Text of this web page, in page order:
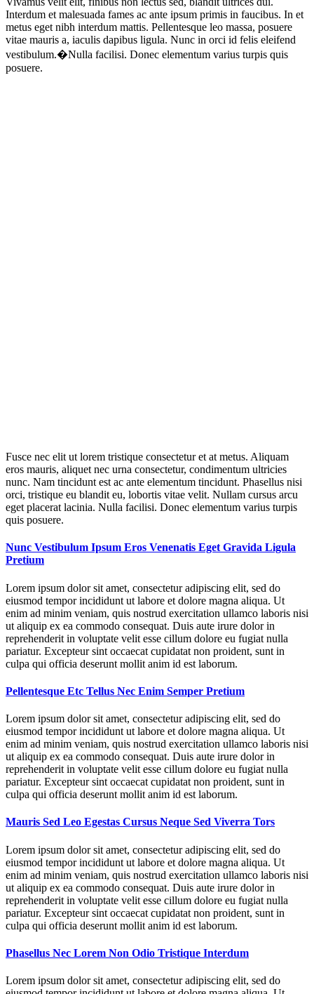
Interdum et malesuada fames ac ante ipsum primis in faucibus. In et
metus eget nibh interdum mattis. Pellentesque leo massa, posuere
vitae mauris a, iaculis dapibus ligula. Nunc in orci id felis eleifend
vestibulum.�Nulla facilisi. Donec elementum varius turpis quis
posuere.
Fusce nec elit ut lorem tristique consectetur et at metus. Aliquam
eros mauris, aliquet nec urna consectetur, condimentum ultricies
nunc. Nam tincidunt est ac ante elementum tincidunt. Phasellus nisi
orci, tristique eu blandit eu, lobortis vitae velit. Nullam cursus arcu
eget placerat lacinia. Nulla facilisi. Donec elementum varius turpis
quis posuere.
Nunc Vestibulum Ipsum Eros Venenatis Eget Gravida Ligula
Pretium
Lorem ipsum dolor sit amet, consectetur adipiscing elit, sed do
eiusmod tempor incididunt ut labore et dolore magna aliqua. Ut
enim ad minim veniam, quis nostrud exercitation ullamco laboris nisi
ut aliquip ex ea commodo consequat. Duis aute irure dolor in
reprehenderit in voluptate velit esse cillum dolore eu fugiat nulla
pariatur. Excepteur sint occaecat cupidatat non proident, sunt in
culpa qui officia deserunt mollit anim id est laborum.
Pellentesque Etc Tellus Nec Enim Semper Pretium
Lorem ipsum dolor sit amet, consectetur adipiscing elit, sed do
eiusmod tempor incididunt ut labore et dolore magna aliqua. Ut
enim ad minim veniam, quis nostrud exercitation ullamco laboris nisi
ut aliquip ex ea commodo consequat. Duis aute irure dolor in
reprehenderit in voluptate velit esse cillum dolore eu fugiat nulla
pariatur. Excepteur sint occaecat cupidatat non proident, sunt in
culpa qui officia deserunt mollit anim id est laborum.
Mauris Sed Leo Egestas Cursus Neque Sed Viverra Tors
Lorem ipsum dolor sit amet, consectetur adipiscing elit, sed do
eiusmod tempor incididunt ut labore et dolore magna aliqua. Ut
enim ad minim veniam, quis nostrud exercitation ullamco laboris nisi
ut aliquip ex ea commodo consequat. Duis aute irure dolor in
reprehenderit in voluptate velit esse cillum dolore eu fugiat nulla
pariatur. Excepteur sint occaecat cupidatat non proident, sunt in
culpa qui officia deserunt mollit anim id est laborum.
Phasellus Nec Lorem Non Odio Tristique Interdum
Lorem ipsum dolor sit amet, consectetur adipiscing elit, sed do